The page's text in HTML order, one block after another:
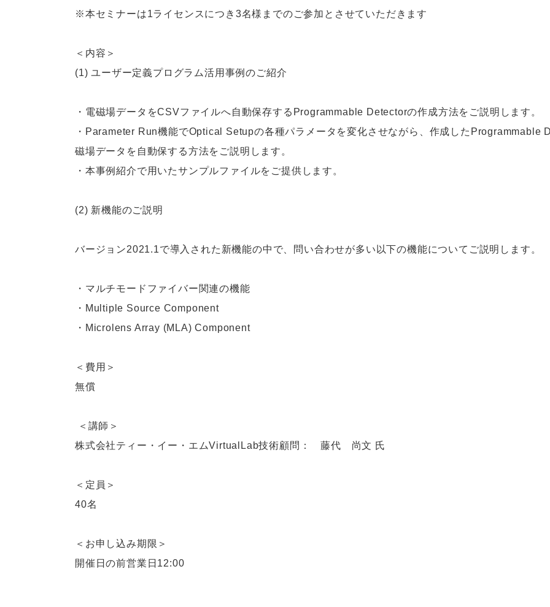
※本セミナーは1ライセンスにつき3名様までのご参加とさせていただきます
＜内容＞
(1) ユーザー定義プログラム活用事例のご紹介
・電磁場データをCSVファイルへ自動保存するProgrammable Detectorの作成方法をご説明します。
・Parameter Run機能でOptical Setupの各種パラメータを変化させながら、作成したProgrammable
磁場データを自動保する方法をご説明します。
・本事例紹介で用いたサンプルファイルをご提供します。
(2) 新機能のご説明
バージョン2021.1で導入された新機能の中で、問い合わせが多い以下の機能についてご説明します。
・マルチモードファイバー関連の機能
・Multiple Source Component
・Microlens Array (MLA) Component
＜費用＞
無償
＜講師＞
株式会社ティー・イー・エムVirtualLab技術顧問： 藤代 尚文 氏
＜定員＞
40名
＜お申し込み期限＞
開催日の前営業日12:00